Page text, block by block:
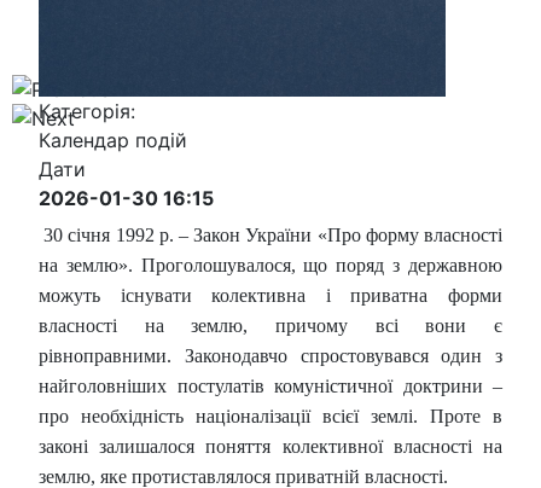
Категорія:
Календар подій
Дати
2026-01-30 16:15
30 січня 1992 р. – Закон України «Про форму власності
на землю». Проголошувалося, що поряд з державною
можуть існувати колективна і приватна форми
власності на землю, причому всі вони є
рівноправними. Законодавчо спростовувався один з
найголовніших постулатів комуністичної доктрини –
про необхідність націоналізації всієї землі. Проте в
законі залишалося поняття колективної власності на
землю, яке протиставлялося приватній власності.